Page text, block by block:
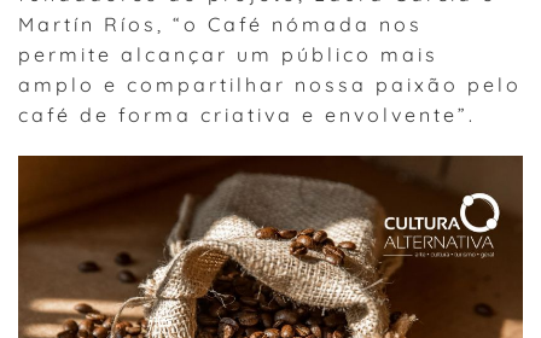
Martín Ríos, “o Café nómada nos
permite alcançar um público mais
amplo e compartilhar nossa paixão pelo
café de forma criativa e envolvente”.